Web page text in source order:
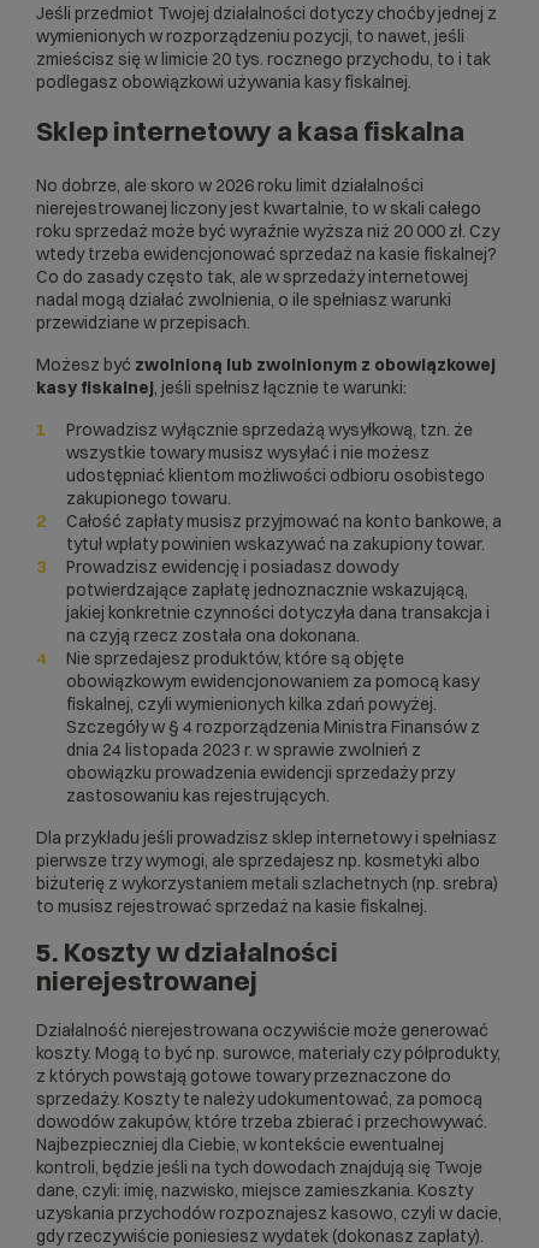
Jeśli przedmiot Twojej działalności dotyczy choćby jednej z
wymienionych w rozporządzeniu pozycji, to nawet, jeśli
zmieścisz się w limicie 20 tys. rocznego przychodu, to i tak
podlegasz obowiązkowi używania kasy fiskalnej.
Sklep internetowy a kasa fiskalna
No dobrze, ale skoro w 2026 roku limit działalności
nierejestrowanej liczony jest kwartalnie, to w skali całego
roku sprzedaż może być wyraźnie wyższa niż 20 000 zł. Czy
wtedy trzeba ewidencjonować sprzedaż na kasie fiskalnej?
Co do zasady często tak, ale w sprzedaży internetowej
nadal mogą działać zwolnienia, o ile spełniasz warunki
przewidziane w przepisach.
Możesz być zwolnioną lub zwolnionym z obowiązkowej
kasy fiskalnej, jeśli spełnisz łącznie te warunki:
Prowadzisz wyłącznie sprzedażą wysyłkową, tzn. że
wszystkie towary musisz wysyłać i nie możesz
udostępniać klientom możliwości odbioru osobistego
zakupionego towaru.
Całość zapłaty musisz przyjmować na konto bankowe, a
tytuł wpłaty powinien wskazywać na zakupiony towar.
Prowadzisz ewidencję i posiadasz dowody
potwierdzające zapłatę jednoznacznie wskazującą,
jakiej konkretnie czynności dotyczyła dana transakcja i
na czyją rzecz została ona dokonana.
Nie sprzedajesz produktów, które są objęte
obowiązkowym ewidencjonowaniem za pomocą kasy
fiskalnej, czyli wymienionych kilka zdań powyżej.
Szczegóły w § 4 rozporządzenia Ministra Finansów z
dnia 24 listopada 2023 r. w sprawie zwolnień z
obowiązku prowadzenia ewidencji sprzedaży przy
zastosowaniu kas rejestrujących.
Dla przykładu jeśli prowadzisz sklep internetowy i spełniasz
pierwsze trzy wymogi, ale sprzedajesz np. kosmetyki albo
biżuterię z wykorzystaniem metali szlachetnych (np. srebra)
to musisz rejestrować sprzedaż na kasie fiskalnej.
5. Koszty w działalności
nierejestrowanej
Działalność nierejestrowana oczywiście może generować
koszty. Mogą to być np. surowce, materiały czy półprodukty,
z których powstają gotowe towary przeznaczone do
sprzedaży. Koszty te należy udokumentować, za pomocą
dowodów zakupów, które trzeba zbierać i przechowywać.
Najbezpieczniej dla Ciebie, w kontekście ewentualnej
kontroli, będzie jeśli na tych dowodach znajdują się Twoje
dane, czyli: imię, nazwisko, miejsce zamieszkania. Koszty
uzyskania przychodów rozpoznajesz kasowo, czyli w dacie,
gdy rzeczywiście poniesiesz wydatek (dokonasz zapłaty).